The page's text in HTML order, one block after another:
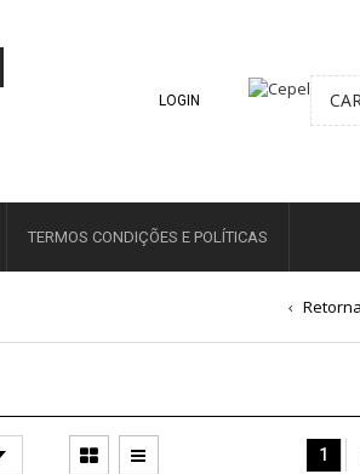
LOGIN
TERMOS CONDIÇÕES E POLÍTICAS
1